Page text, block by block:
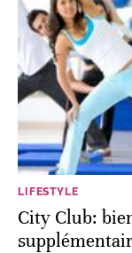
LIFESTYLE
City Club: